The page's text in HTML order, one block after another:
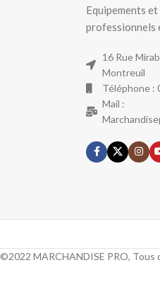
Equipements
professionnels
16 Rue
Montreuil
Téléphone :
Mail :
©2022 MARCHANDISE PRO, Tous